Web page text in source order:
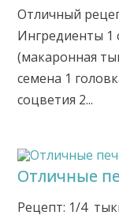
Отличный
Ингредиенты 1
(макаронная
семена 1
соцветия 2...
Отличные
Рецепт: 1/4